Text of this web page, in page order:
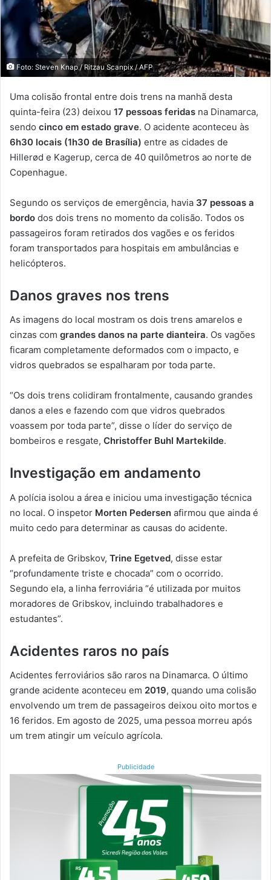
Foto: Steven Knap / Ritzau Scanpix / AFP
Uma colisão frontal entre dois trens na manhã desta
quinta-feira (23) deixou 17 pessoas feridas na Dinamarca,
sendo cinco em estado grave. O acidente aconteceu às
6h30 locais (1h30 de Brasília) entre as cidades de
Hillerød e Kagerup, cerca de 40 quilômetros ao norte de
Copenhague.
Segundo os serviços de emergência, havia 37 pessoas a
bordo dos dois trens no momento da colisão. Todos os
passageiros foram retirados dos vagões e os feridos
foram transportados para hospitais em ambulâncias e
helicópteros.
Danos graves nos trens
As imagens do local mostram os dois trens amarelos e
cinzas com grandes danos na parte dianteira. Os vagões
ficaram completamente deformados com o impacto, e
vidros quebrados se espalharam por toda parte.
“Os dois trens colidiram frontalmente, causando grandes
danos a eles e fazendo com que vidros quebrados
voassem por toda parte”, disse o líder do serviço de
bombeiros e resgate, Christoffer Buhl Martekilde.
Investigação em andamento
A polícia isolou a área e iniciou uma investigação técnica
no local. O inspetor Morten Pedersen afirmou que ainda é
muito cedo para determinar as causas do acidente.
A prefeita de Gribskov, Trine Egetved, disse estar
“profundamente triste e chocada” com o ocorrido.
Segundo ela, a linha ferroviária “é utilizada por muitos
moradores de Gribskov, incluindo trabalhadores e
estudantes”.
Acidentes raros no país
Acidentes ferroviários são raros na Dinamarca. O último
grande acidente aconteceu em 2019, quando uma colisão
envolvendo um trem de passageiros deixou oito mortos e
16 feridos. Em agosto de 2025, uma pessoa morreu após
um trem atingir um veículo agrícola.
Publicidade